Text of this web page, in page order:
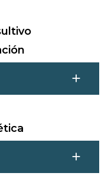
add
add